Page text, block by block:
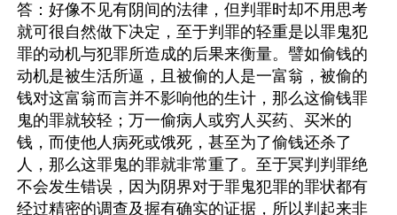
答：好像不见有阴间的法律，但判罪时却不用思考
就可很自然做下决定，至于判罪的轻重是以罪鬼犯
罪的动机与犯罪所造成的后果来衡量。譬如偷钱的
动机是被生活所逼，且被偷的人是一富翁，被偷的
钱对这富翁而言并不影响他的生计，那么这偷钱罪
鬼的罪就较轻；万一偷病人或穷人买药、买米的
钱，而使他人病死或饿死，甚至为了偷钱还杀了
人，那么这罪鬼的罪就非常重了。至于冥判判罪绝
不会发生错误，因为阴界对于罪鬼犯罪的罪状都有
经过精密的调查及握有确实的证据，所以判起来非